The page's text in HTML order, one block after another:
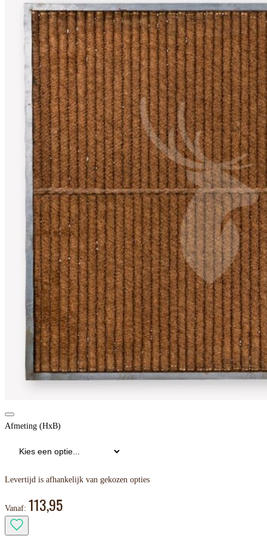
Afmeting (HxB)
Levertijd is afhankelijk van gekozen opties
Vanaf: 113,95